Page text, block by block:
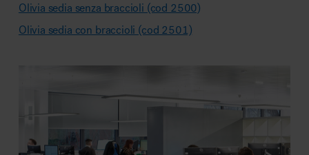
Olivia sedia senza braccioli (cod 2500)
Olivia sedia con braccioli (cod 2501)